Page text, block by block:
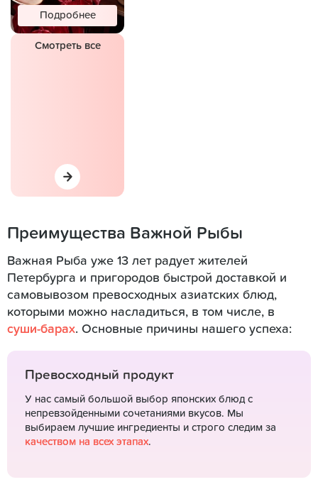
Подробнее
Смотреть все
Преимущества Важной Рыбы
Важная Рыба уже 13 лет радует жителей
Петербурга и пригородов быстрой доставкой и
самовывозом превосходных азиатских блюд,
которыми можно насладиться, в том числе, в
суши-барах. Основные причины нашего успеха:
Превосходный продукт
У нас самый большой выбор японских блюд с
непревзойденными сочетаниями вкусов. Мы
выбираем лучшие ингредиенты и строго следим за
качеством на всех этапах.